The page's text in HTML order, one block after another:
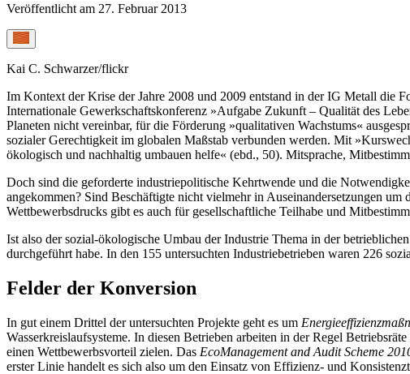
Veröffentlicht am 27. Februar 2013
Kai C. Schwarzer/flickr
Im Kontext der Krise der Jahre 2008 und 2009 entstand in der IG Metall die
Internationale Gewerkschaftskonferenz »Aufgabe Zukunft – Qualität des
Planeten nicht vereinbar, für die Förderung »qualitativen Wachstums«
sozialer Gerechtigkeit im globalen Maßstab verbunden werden. Mit
ökologisch und nachhaltig umbauen helfe« (ebd., 50). Mitsprache,
Doch sind die geforderte industriepolitische Kehrtwende und die
angekommen? Sind Beschäftigte nicht vielmehr in Auseinandersetzungen
Wettbewerbsdrucks gibt es auch für gesellschaftliche Teilhabe und
Ist also der sozial-ökologische Umbau der Industrie Thema in der
durchgeführt habe. In den 155 untersuchten Industriebetrieben waren 226
Felder der Konversion
In gut einem Drittel der untersuchten Projekte geht es um
Wasserkreislaufsysteme. In diesen Betrieben arbeiten in der Regel
einen Wettbewerbsvorteil zielen. Das EcoManagement and Audit Scheme
erster Linie handelt es sich also um den Einsatz von Effizienz- und